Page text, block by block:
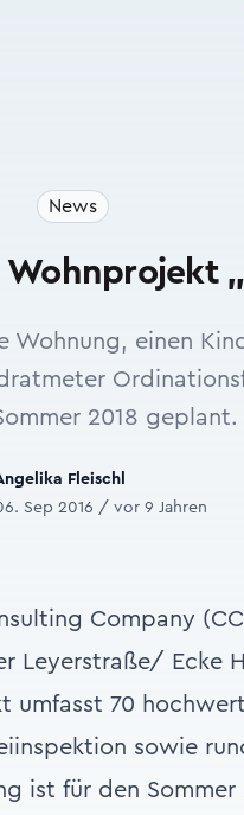
News
Wohnung, einen
2018 geplant.
Fleischl
Sep 2016 / vor 9 Jahren
Company
Leyerstraße/ Ecke
umfasst 70
sowie
ist für den